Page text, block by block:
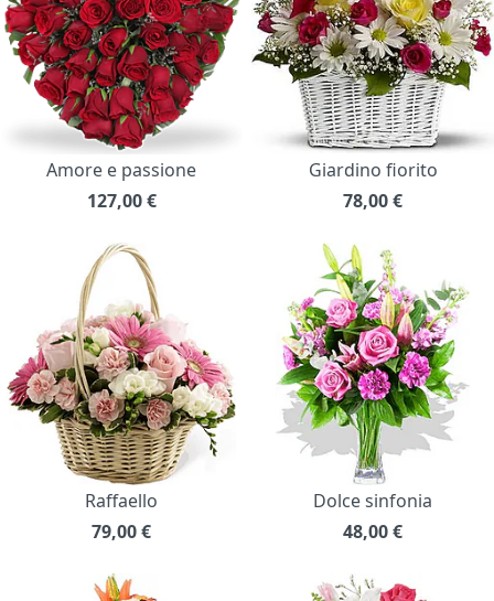
Amore e passione
127,00 €
Giardino fiorito
78,00€
Raffaello
79,00€
Dolce sinfonia
48,00€